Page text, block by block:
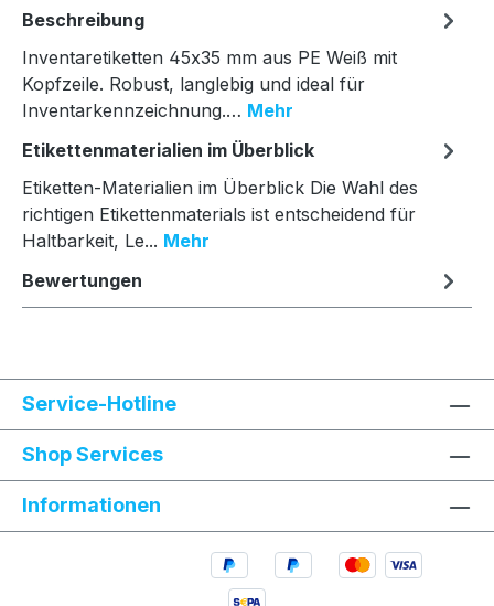
Beschreibung
Inventaretiketten 45x35 mm aus PE Weiß mit
Kopfzeile. Robust, langlebig und ideal für
Inventarkennzeichnung.… Mehr
Etikettenmaterialien im Überblick
Etiketten-Materialien im Überblick Die Wahl des
richtigen Etikettenmaterials ist entscheidend für
Haltbarkeit, Le... Mehr
Bewertungen
Service-Hotline
Shop Services
Informationen